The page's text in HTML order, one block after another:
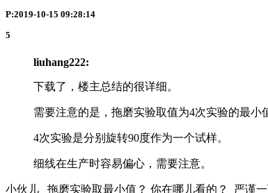
P:2019-10-15 09:28:14
5
liuhang222:
下载了，楼主总结的很详细。
需要注意的是，拖磨实验取值为4次实验的最小
4次实验是分别旋转90度作为一个试样。
细线在生产时容易偏心，需要注意。
小伙儿 拖磨实验取最小值？ 你在哪儿看的？ 严谨